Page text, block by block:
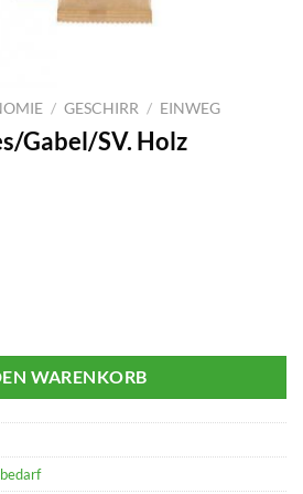
/ GESCHIRR / EINWEG
Gabel/SV. Holz
WARENKORB